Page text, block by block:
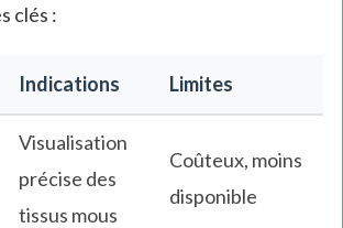
clés :
Indications Limites
Visualisation
précise des
tissus mous
Coûteux, moins
disponible